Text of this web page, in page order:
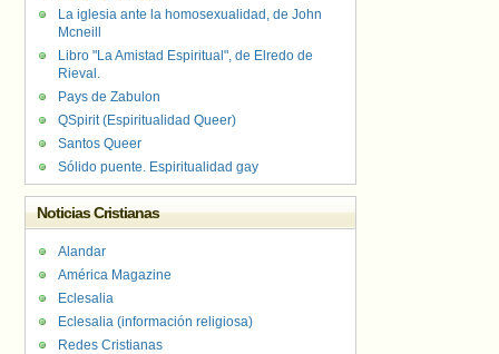
La iglesia ante la homosexualidad, de John
Mcneill
Libro "La Amistad Espiritual", de Elredo de
Rieval.
Pays de Zabulon
QSpirit (Espiritualidad Queer)
Santos Queer
Sólido puente. Espiritualidad gay
Noticias Cristianas
Alandar
América Magazine
Eclesalia
Eclesalia (información religiosa)
Redes Cristianas